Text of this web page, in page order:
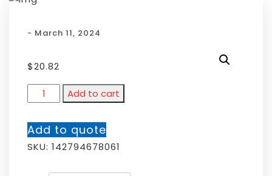
- March 11, 2024
$20.82
Add to cart
Add to quote
SKU: 142794678061